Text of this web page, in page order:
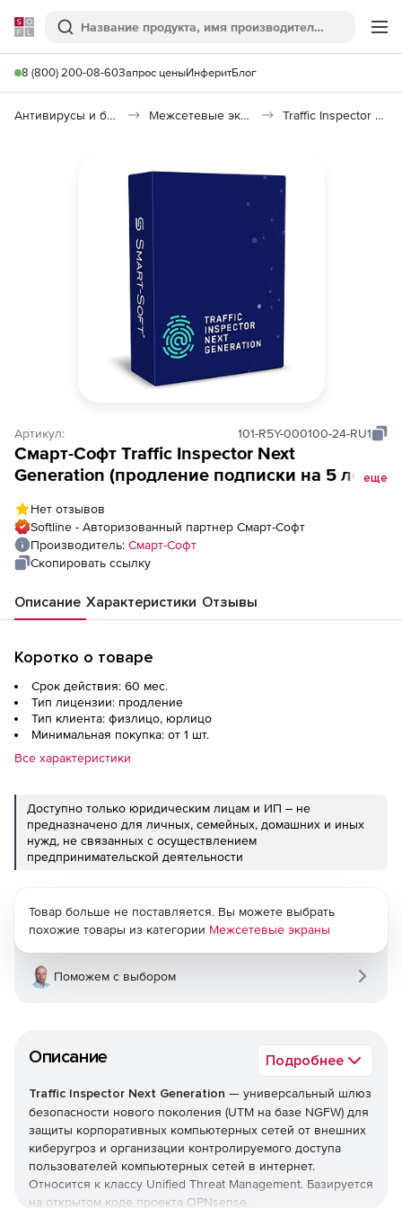
Softline
Поиск
8 (800) 200-08-60Запрос ценыИнферитБлог
Антивирусы и безопасность Межсетевые экраны Traffic Inspector Next Generation
Артикул: 101-R5Y-000100-24-RU1
Смарт-Cофт Traffic Inspector Next
Generation (продление подписки на 5 лет),
еще
Нет отзывов
Softline - Авторизованный партнер Смарт-Cофт
Производитель: Смарт-Cофт
Скопировать ссылку
Описание Характеристики Отзывы
Коротко о товаре
Срок действия: 60 мес.
Тип лицензии: продление
Тип клиента: физлицо, юрлицо
Минимальная покупка: от 1 шт.
Все характеристики
Доступно только юридическим лицам и ИП – не
предназначено для личных, семейных, домашних и иных
нужд, не связанных с осуществлением
предпринимательской деятельности
Описание Подробнее
Traffic Inspector Next Generation — универсальный шлюз
безопасности нового поколения (UTM на базе NGFW) для
защиты корпоративных компьютерных сетей от внешних
киберугроз и организации контролируемого доступа
пользователей компьютерных сетей в интернет.
Относится к классу Unified Threat Management. Базируется
на открытом коде проекта OPNsense.
Товар больше не поставляется. Вы можете выбрать
похожие товары из категории Межсетевые экраны
Поможем с выбором